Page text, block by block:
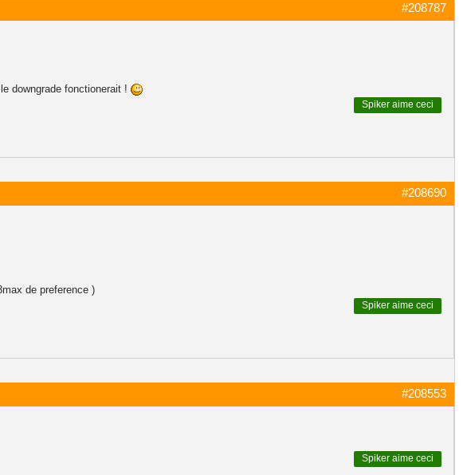
#208787
downgrade fonctionerait !
Spiker aime ceci
#208690
de preference )
Spiker aime ceci
#208553
Spiker aime ceci